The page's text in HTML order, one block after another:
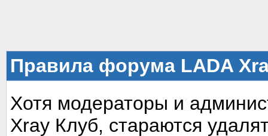
Правила форума LADA
Хотя модераторы и
Xray Клуб, стараются